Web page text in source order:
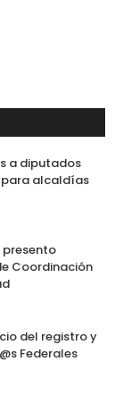
a diputados
alcaldías
presento
Coordinación
del registro y
Federales